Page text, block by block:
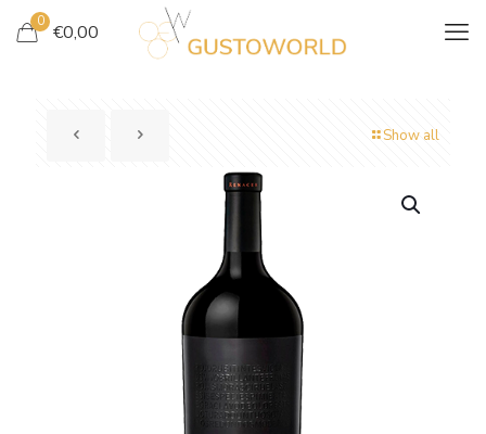
0 €0,00
Show all